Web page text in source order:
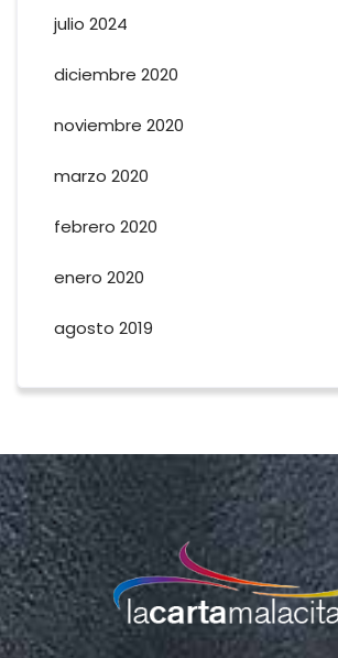
julio 2024
diciembre 2020
noviembre 2020
marzo 2020
febrero 2020
enero 2020
agosto 2019